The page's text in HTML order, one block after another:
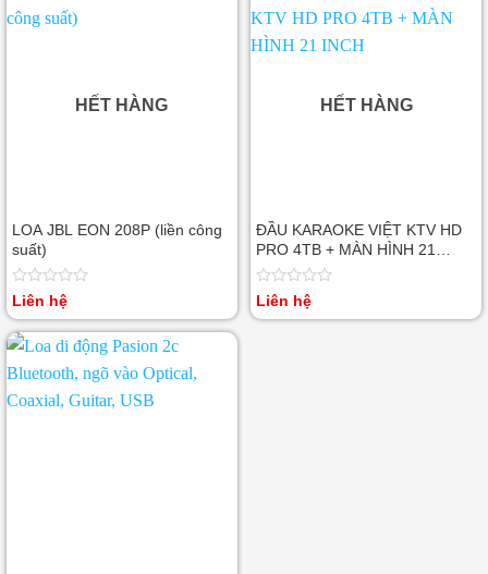
sao
sao
HẾT HÀNG
LOA JBL EON 208P (liền công
suất)
Được
hạng
0
sao
Liên hệ
HẾT HÀNG
ĐẦU KARAOKE VIỆT KTV HD
PRO 4TB + MÀN HÌNH 21
INCH
Được
Liên hệ